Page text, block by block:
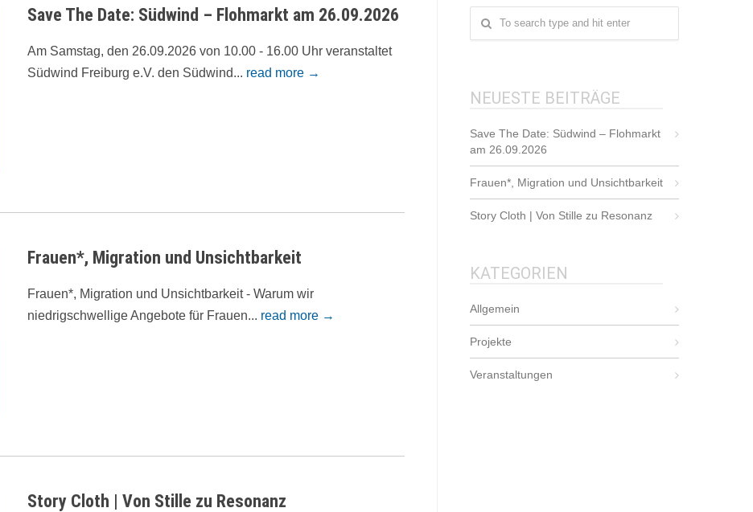
Save The Date: Südwind – Flohmarkt am 26.09.2026
Am Samstag, den 26.09.2026 von 10.00 - 16.00 Uhr veranstaltet
Südwind Freiburg e.V. den Südwind... read more →
Frauen*, Migration und Unsichtbarkeit
Frauen*, Migration und Unsichtbarkeit - Warum wir
niedrigschwellige Angebote für Frauen... read more →
Story Cloth | Von Stille zu Resonanz
NEUESTE BEITRÄGE
Save The Date: Südwind – Flohmarkt
am 26.09.2026
Frauen*, Migration und Unsichtbarkeit
Story Cloth | Von Stille zu Resonanz
KATEGORIEN
Allgemein
Projekte
Veranstaltungen